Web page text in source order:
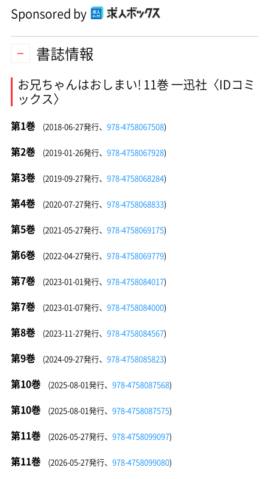
Sponsored by
書誌情報
お兄ちゃんはおしまい! 11巻 一迅社〈IDコミ
ックス〉
第1巻 (2018-06-27発行、 978-4758067508)
第2巻 (2019-01-26発行、 978-4758067928)
第3巻 (2019-09-27発行、 978-4758068284)
第4巻 (2020-07-27発行、 978-4758068833)
第5巻 (2021-05-27発行、 978-4758069175)
第6巻 (2022-04-27発行、 978-4758069779)
第7巻 (2023-01-01発行、 978-4758084017)
第7巻 (2023-01-07発行、 978-4758084000)
第8巻 (2023-11-27発行、 978-4758084567)
第9巻 (2024-09-27発行、 978-4758085823)
第10巻 (2025-08-01発行、 978-4758087568)
第10巻 (2025-08-01発行、 978-4758087575)
第11巻 (2026-05-27発行、 978-4758099097)
第11巻 (2026-05-27発行、 978-4758099080)